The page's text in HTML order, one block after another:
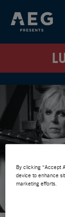
By clicking “Accept
device to enhance
marketing efforts.